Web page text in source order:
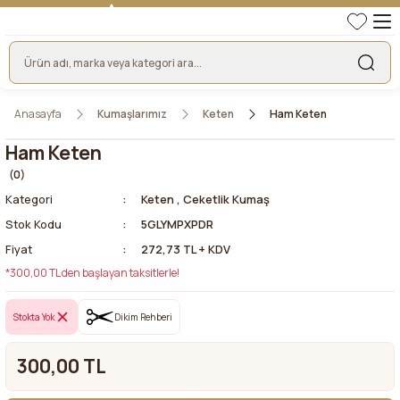
Anasayfa Kumaşlarımız Keten Ham Keten
Ham Keten
(0)
Kategori Keten, Ceketlik Kumaş
Stok Kodu
5GLYMPXPDR
Fiyat
272,73 TL + KDV
*300,00 TL den başlayan taksitlerle!
Stokta Yok Dikim Rehberi
300,00 TL